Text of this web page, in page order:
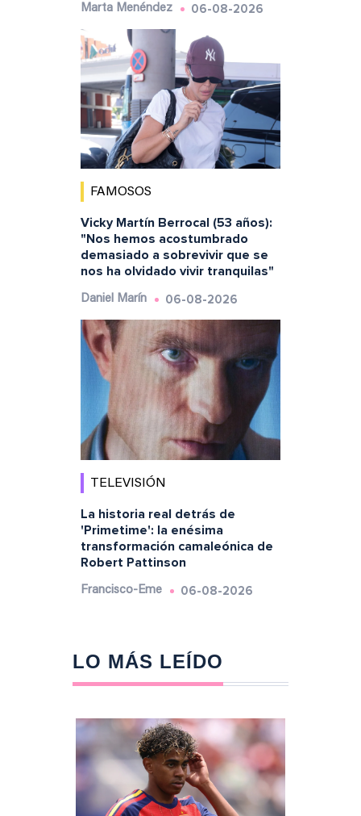
Marta Menéndez 06-08-2026
FAMOSOS
Vicky Martín Berrocal (53 años):
"Nos hemos acostumbrado
demasiado a sobrevivir que se
nos ha olvidado vivir tranquilas"
Daniel Marín 06-08-2026
TELEVISIÓN
La historia real detrás de
'Primetime': la enésima
transformación camaleónica de
Robert Pattinson
Francisco-Eme 06-08-2026
LO MÁS LEÍDO